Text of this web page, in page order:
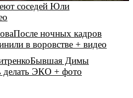
соседей Юли
После ночных кадров
в воровстве + видео
Бывшая Димы
делать ЭКО + фото